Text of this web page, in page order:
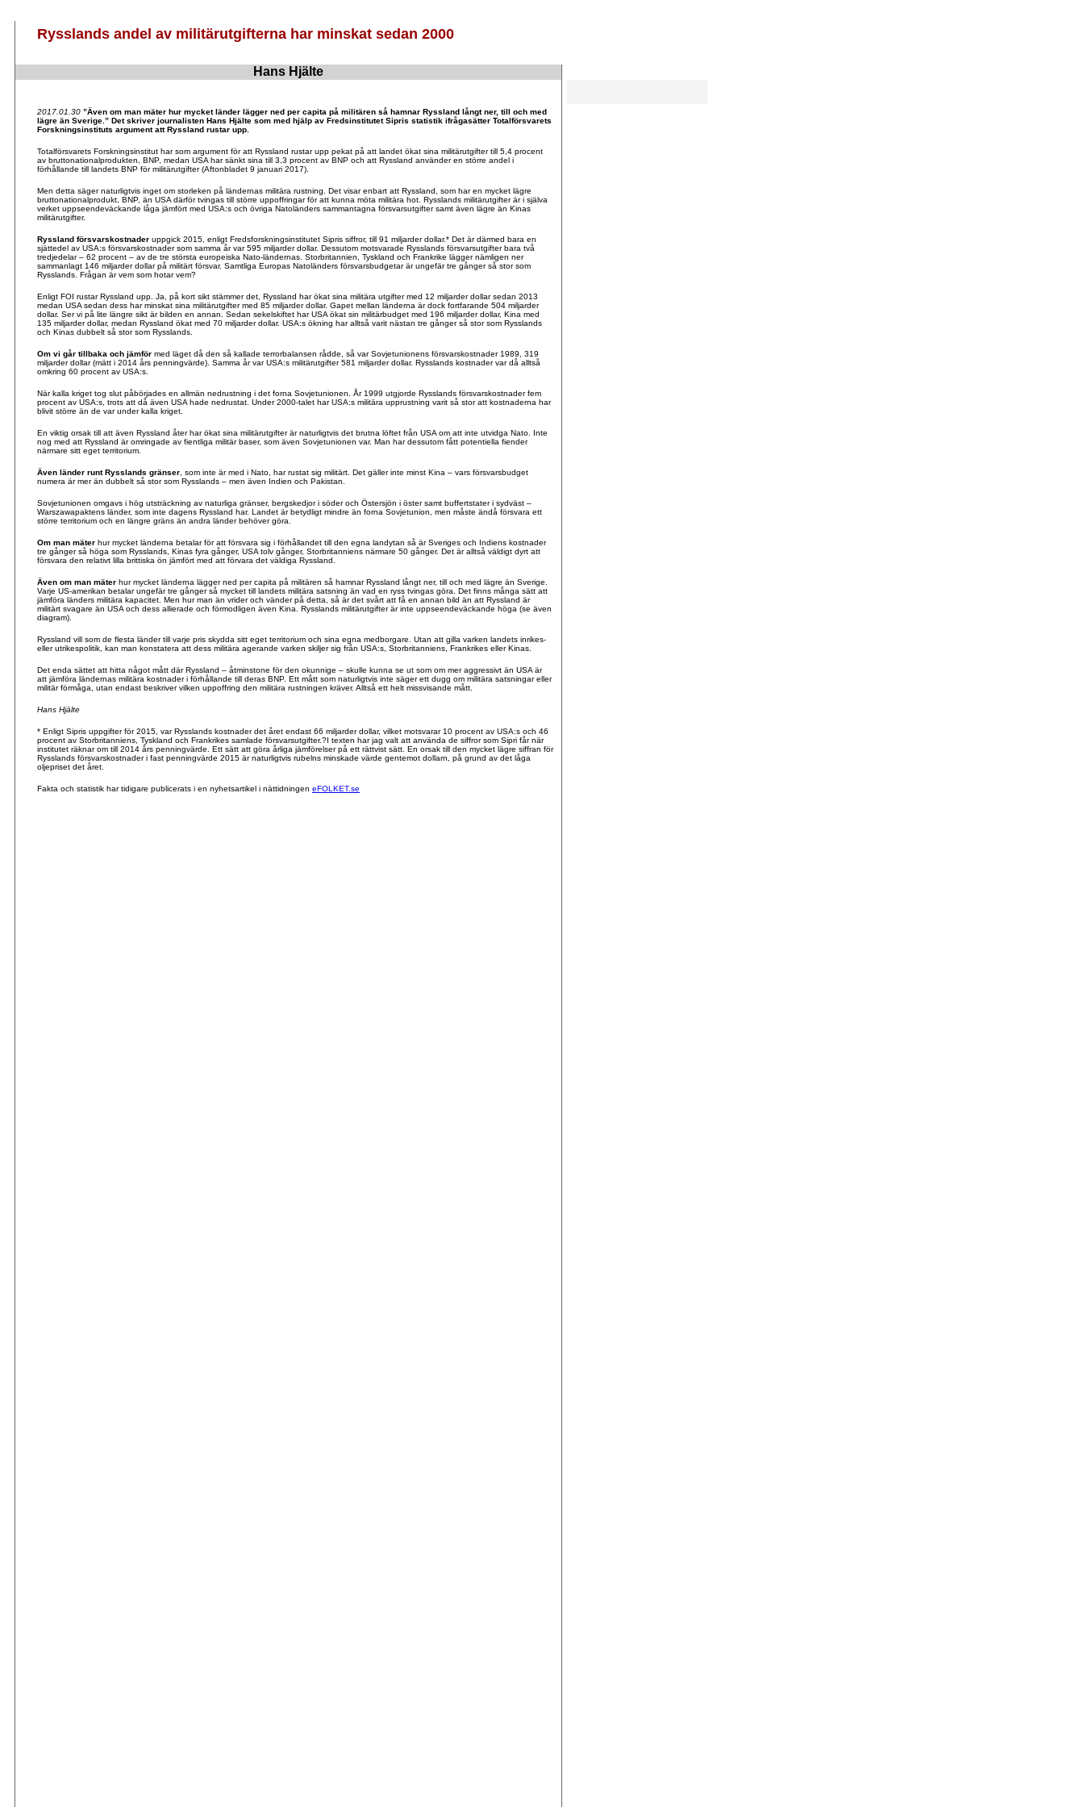
Rysslands andel av militärutgifterna har minskat sedan 2000
Hans Hjälte
2017.01.30 ”Även om man mäter hur mycket länder lägger ned per capita på militären så hamnar Ryssland långt ner, till och med
lägre än Sverige.” Det skriver journalisten Hans Hjälte som med hjälp av Fredsinstitutet Sipris statistik ifrågasätter Totalförsvarets
Forskningsinstituts argument att Ryssland rustar upp.
Totalförsvarets Forskningsinstitut har som argument för att Ryssland rustar upp pekat på att landet ökat sina militärutgifter till 5,4 procent
av bruttonationalprodukten, BNP, medan USA har sänkt sina till 3,3 procent av BNP och att Ryssland använder en större andel i
förhållande till landets BNP för militärutgifter (Aftonbladet 9 januari 2017).
Men detta säger naturligtvis inget om storleken på ländernas militära rustning. Det visar enbart att Ryssland, som har en mycket lägre
bruttonationalprodukt, BNP, än USA därför tvingas till större uppoffringar för att kunna möta militära hot. Rysslands militärutgifter är i själva
verket uppseendeväckande låga jämfört med USA:s och övriga Natoländers sammantagna försvarsutgifter samt även lägre än Kinas
militärutgifter.
Ryssland försvarskostnader uppgick 2015, enligt Fredsforskningsinstitutet Sipris siffror, till 91 miljarder dollar.* Det är därmed bara en
sjättedel av USA:s försvarskostnader som samma år var 595 miljarder dollar. Dessutom motsvarade Rysslands försvarsutgifter bara två
tredjedelar – 62 procent – av de tre största europeiska Nato-ländernas. Storbritannien, Tyskland och Frankrike lägger nämligen ner
sammanlagt 146 miljarder dollar på militärt försvar. Samtliga Europas Natoländers försvarsbudgetar är ungefär tre gånger så stor som
Rysslands. Frågan är vem som hotar vem?
Enligt FOI rustar Ryssland upp. Ja, på kort sikt stämmer det, Ryssland har ökat sina militära utgifter med 12 miljarder dollar sedan 2013
medan USA sedan dess har minskat sina militärutgifter med 85 miljarder dollar. Gapet mellan länderna är dock fortfarande 504 miljarder
dollar. Ser vi på lite längre sikt är bilden en annan. Sedan sekelskiftet har USA ökat sin militärbudget med 196 miljarder dollar, Kina med
135 miljarder dollar, medan Ryssland ökat med 70 miljarder dollar. USA:s ökning har alltså varit nästan tre gånger så stor som Rysslands
och Kinas dubbelt så stor som Rysslands.
Om vi går tillbaka och jämför med läget då den så kallade terrorbalansen rådde, så var Sovjetunionens försvarskostnader 1989, 319
miljarder dollar (mätt i 2014 års penningvärde). Samma år var USA:s militärutgifter 581 miljarder dollar. Rysslands kostnader var då alltså
omkring 60 procent av USA:s.
När kalla kriget tog slut påbörjades en allmän nedrustning i det forna Sovjetunionen. År 1999 utgjorde Rysslands försvarskostnader fem
procent av USA:s, trots att då även USA hade nedrustat. Under 2000-talet har USA:s militära upprustning varit så stor att kostnaderna har
blivit större än de var under kalla kriget.
En viktig orsak till att även Ryssland åter har ökat sina militärutgifter är naturligtvis det brutna löftet från USA om att inte utvidga Nato. Inte
nog med att Ryssland är omringade av fientliga militär baser, som även Sovjetunionen var. Man har dessutom fått potentiella fiender
närmare sitt eget territorium.
Även länder runt Rysslands gränser , som inte är med i Nato, har rustat sig militärt. Det gäller inte minst Kina – vars försvarsbudget
numera är mer än dubbelt så stor som Rysslands – men även Indien och Pakistan.
Sovjetunionen omgavs i hög utsträckning av naturliga gränser, bergskedjor i söder och Östersjön i öster samt buffertstater i sydväst –
Warszawapaktens länder, som inte dagens Ryssland har. Landet är betydligt mindre än forna Sovjetunion, men måste ändå försvara ett
större territorium och en längre gräns än andra länder behöver göra.
Om man mäter hur mycket länderna betalar för att försvara sig i förhållandet till den egna landytan så är Sveriges och Indiens kostnader
tre gånger så höga som Rysslands, Kinas fyra gånger, USA tolv gånger, Storbritanniens närmare 50 gånger. Det är alltså väldigt dyrt att
försvara den relativt lilla brittiska ön jämfört med att förvara det väldiga Ryssland.
Även om man mäter hur mycket länderna lägger ned per capita på militären så hamnar Ryssland långt ner, till och med lägre än Sverige.
Varje US-amerikan betalar ungefär tre gånger så mycket till landets militära satsning än vad en ryss tvingas göra. Det finns många sätt att
jämföra länders militära kapacitet. Men hur man än vrider och vänder på detta, så är det svårt att få en annan bild än att Ryssland är
militärt svagare än USA och dess allierade och förmodligen även Kina. Rysslands militärutgifter är inte uppseendeväckande höga (se även
diagram).
Ryssland vill som de flesta länder till varje pris skydda sitt eget territorium och sina egna medborgare. Utan att gilla varken landets inrikes-
eller utrikespolitik, kan man konstatera att dess militära agerande varken skiljer sig från USA:s, Storbritanniens, Frankrikes eller Kinas.
Det enda sättet att hitta något mått där Ryssland – åtminstone för den okunnige – skulle kunna se ut som om mer aggressivt än USA är
att jämföra ländernas militära kostnader i förhållande till deras BNP. Ett mått som naturligtvis inte säger ett dugg om militära satsningar eller
militär förmåga, utan endast beskriver vilken uppoffring den militära rustningen kräver. Alltså ett helt missvisande mått.
Hans Hjälte
* Enligt Sipris uppgifter för 2015, var Rysslands kostnader det året endast 66 miljarder dollar, vilket motsvarar 10 procent av USA:s och 46
procent av Storbritanniens, Tyskland och Frankrikes samlade försvarsutgifter.?I texten har jag valt att använda de siffror som Sipri får när
institutet räknar om till 2014 års penningvärde. Ett sätt att göra årliga jämförelser på ett rättvist sätt. En orsak till den mycket lägre siffran för
Rysslands försvarskostnader i fast penningvärde 2015 är naturligtvis rubelns minskade värde gentemot dollarn, på grund av det låga
oljepriset det året.
Fakta och statistik har tidigare publicerats i en nyhetsartikel i nättidningen eFOLKET.se